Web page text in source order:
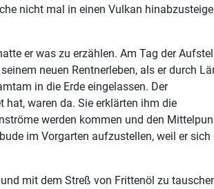
nicht mal in einen Vulkan
er was zu erzählen. Am Tag der
neuen Rentnerleben, als er durch
in die Erde eingelassen. Der
hat, waren da. Sie erklärten ihm die
werden kommen und den
im Vorgarten aufzustellen, weil er sich
mit dem Streß von Frittenöl zu